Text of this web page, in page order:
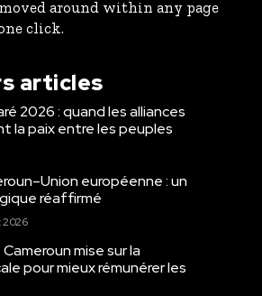
moved around within any page
click.
articles
2026 : quand les alliances
la paix entre les peuples
européenne : un
réaffirmé
2026
Cameroun mise sur la
pour mieux rémunérer les